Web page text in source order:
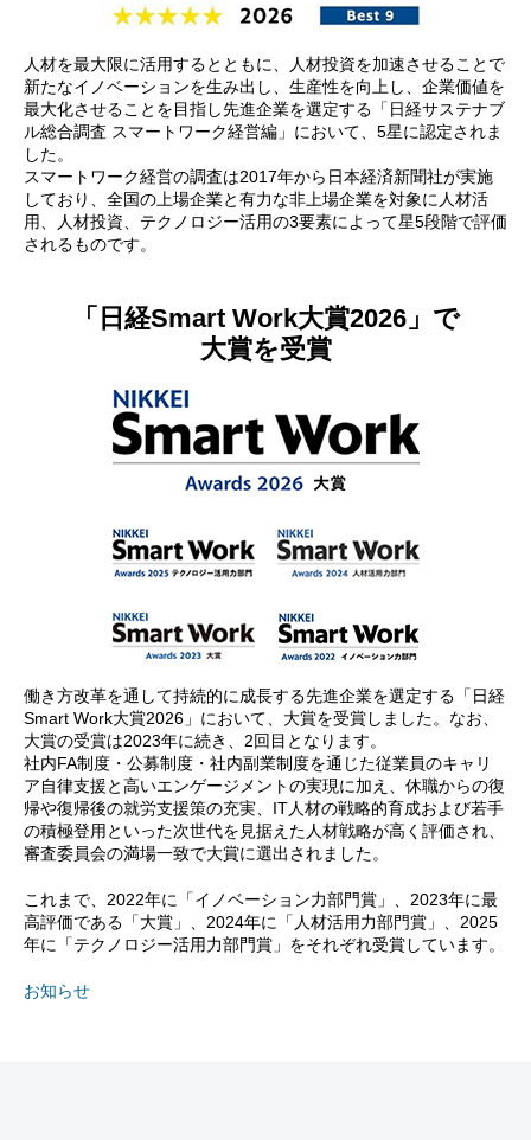
人材を最大限に活用するとともに、人材投資を加速させることで
新たなイノベーションを生み出し、生産性を向上し、企業価値を
最大化させることを目指し先進企業を選定する「日経サステナブ
ル総合調査 スマートワーク経営編」において、5星に認定されま
した。
スマートワーク経営の調査は2017年から日本経済新聞社が実施
しており、全国の上場企業と有力な非上場企業を対象に人材活
用、人材投資、テクノロジー活用の3要素によって星5段階で評価
されるものです。
「日経Smart Work大賞2026」で
大賞を受賞
働き方改革を通して持続的に成長する先進企業を選定する「日経
Smart Work大賞2026」において、大賞を受賞しました。なお、
大賞の受賞は2023年に続き、2回目となります。
社内FA制度・公募制度・社内副業制度を通じた従業員のキャリ
ア自律支援と高いエンゲージメントの実現に加え、休職からの復
帰や復帰後の就労支援策の充実、IT人材の戦略的育成および若手
の積極登用といった次世代を見据えた人材戦略が高く評価され、
審査委員会の満場一致で大賞に選出されました。
これまで、2022年に「イノベーション力部門賞」、2023年に最
高評価である「大賞」、2024年に「人材活用力部門賞」、2025
年に「テクノロジー活用力部門賞」をそれぞれ受賞しています。
お知らせ